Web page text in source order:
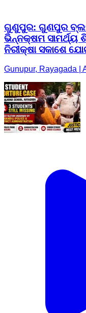
ଗୁଣୁପୁର: ଗୁଣପୁର
ଭିନ୍ନକ୍ଷମ ସାମର୍ଥ୍ୟ
ନିରୀକ୍ଷା ସକାଶେ
Gunupur, Rayagada |